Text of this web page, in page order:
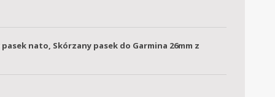
pasek nato, Skórzany pasek do Garmina 26mm z